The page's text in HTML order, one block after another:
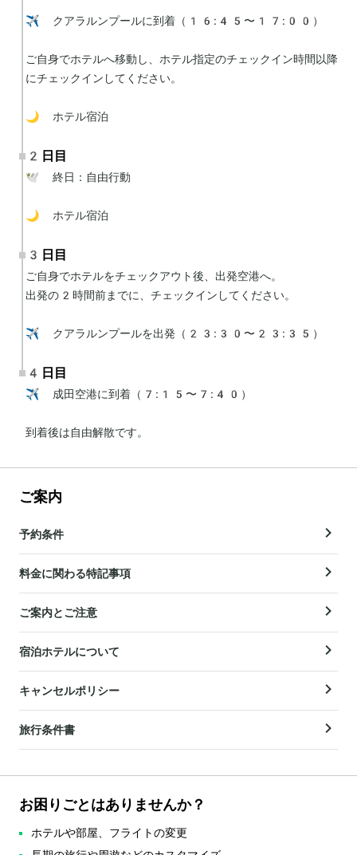
✈️ クアラルンプールに到着（16:45〜17:00）
ご自身でホテルへ移動し、ホテル指定のチェックイン時間以降
にチェックインしてください。
🌙 ホテル宿泊
2日目
🕊 終日：自由行動
🌙 ホテル宿泊
3日目
ご自身でホテルをチェックアウト後、出発空港へ。
出発の2時間前までに、チェックインしてください。
✈️ クアラルンプールを出発（23:30〜23:35）
4日目
✈️ 成田空港に到着（7:15〜7:40）
到着後は自由解散です。
ご案内
予約条件
料金に関わる特記事項
ご案内とご注意
宿泊ホテルについて
キャンセルポリシー
旅行条件書
お困りごとはありませんか？
ホテルや部屋、フライトの変更